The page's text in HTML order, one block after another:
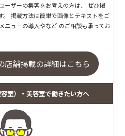
ーザーの集客をお考えの方は、 ぜひ掲
。 掲載方法は簡単で画像とテキストをご
ニューの導入やなど のご相談も承ってお
店舗掲載の詳細はこちら
室）・美容室で働きたい方へ